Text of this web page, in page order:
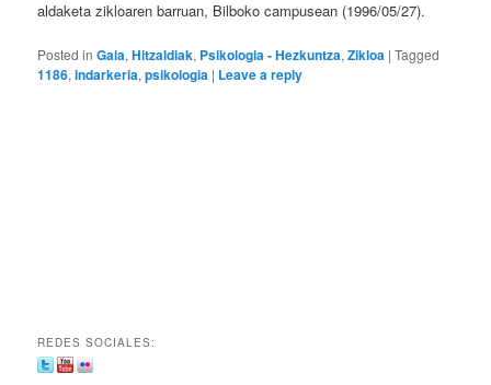
aldaketa zikloaren barruan, Bilboko campusean (1996/05/27).
Posted in Gaia,Hitzaldiak, Psikologia - Hezkuntza,Zikloa |Tagged
1186,indarkeria,psikologia | Leave a reply
REDES SOCIALES: